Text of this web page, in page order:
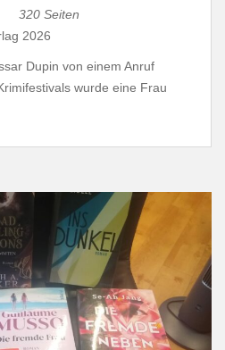
2026
Dupin von einem Anruf
wurde eine Frau